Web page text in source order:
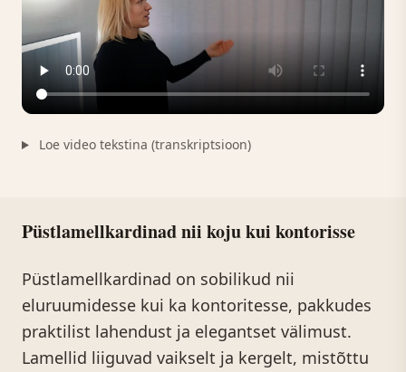
Loe video tekstina (transkriptsioon)
Püstlamellkardinad nii koju kui kontorisse
Püstlamellkardinad on sobilikud nii
eluruumidesse kui ka kontoritesse, pakkudes
praktilist lahendust ja elegantset välimust.
Lamellid liiguvad vaikselt ja kergelt, mistõttu